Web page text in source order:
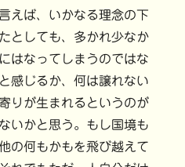
えば、いかなる理念の下
としても、多かれ少なか
はなってしまうのではな
感じるか、何は譲れない
りが生まれるというのが
いかと思う。もし国境も
の何もかもを飛び越えて